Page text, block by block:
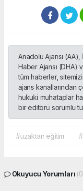
Anadolu Ajansı
Haber Ajansı (DHA)
tüm haberler,
ajans kanallarından
hukuki muhataplar
bir editörü sorumlu
#uzaktan eğitim
Okuyucu Yorumları